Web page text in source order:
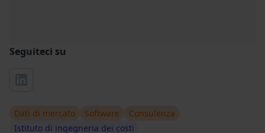
Seguiteci su
Dati di mercato Software
Consulenza
Istituto di ingegneria dei costi